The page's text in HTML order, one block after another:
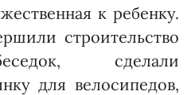
к ребенку.
строительство
сделали
для велосипедов,